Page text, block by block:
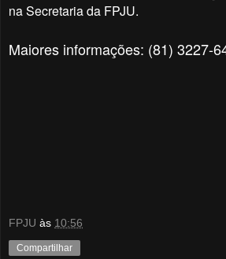
na Secretaria da FPJU.
Maiores informações: (81) 3227-
FPJU às 10:56
Compartilhar